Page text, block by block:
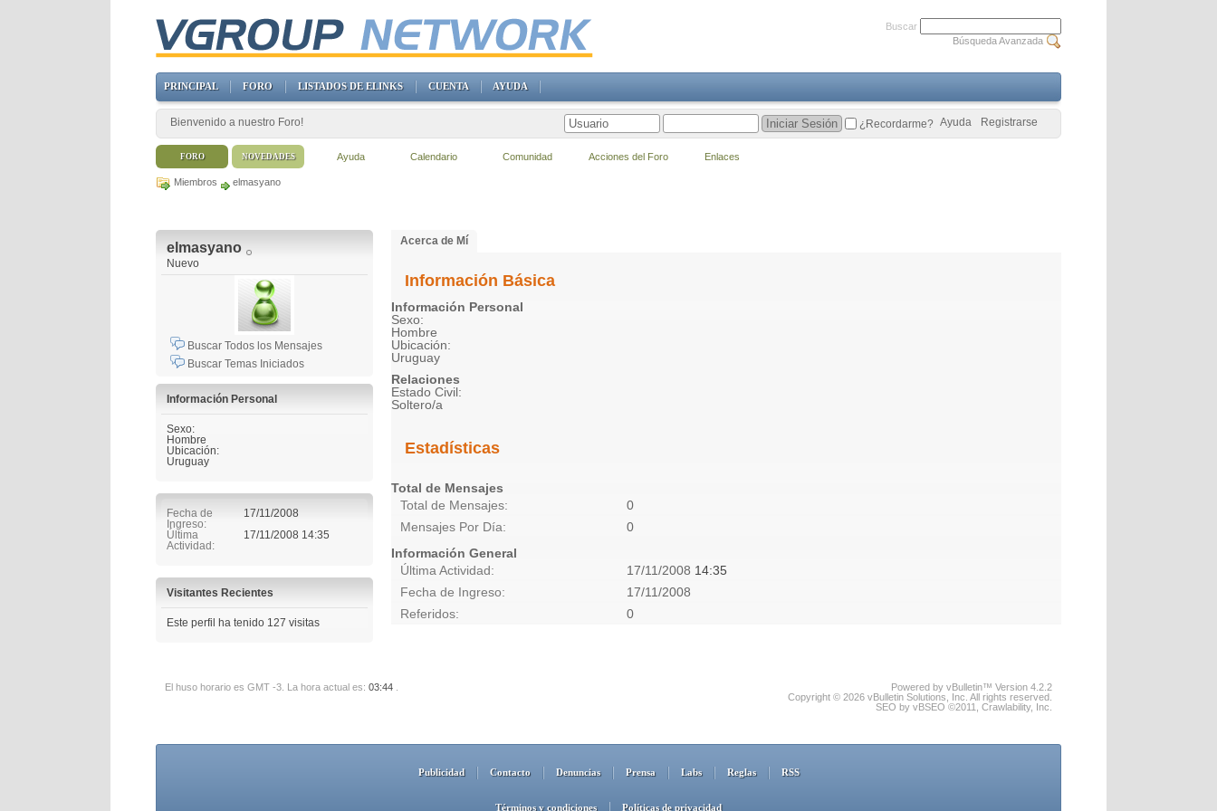
Miembros elmasyano
elmasyano
Nuevo
Buscar Todos los Mensajes
Buscar Temas Iniciados
Información Personal
Sexo:
Hombre
Ubicación:
Uruguay
Fecha de
Ingreso
17/11/2008
Última
Actividad
17/11/2008 14:35
Visitantes Recientes
Este perfil ha tenido 127 visitas
Acerca de Mí
Información Básica
Información Personal
Sexo:
Hombre
Ubicación:
Uruguay
Relaciones
Estado Civil:
Soltero/a
Estadísticas
Total de Mensajes
Total de Mensajes
0
Mensajes Por Día
0
Información General
Última Actividad
17/11/2008 14:35
Fecha de Ingreso
17/11/2008
Referidos
0
El huso horario es GMT -3. La hora actual es: 03:44
Powered by vBulletin™ Version 4.2.2
Copyright © 2026 vBulletin Solutions, Inc. All rights reserved.
SEO by vBSEO ©2011, Crawlability, Inc.
Publicidad Contacto Denuncias Prensa Labs Reglas RSS
Términos y condiciones Políticas de privacidad
Buscar
Búsqueda Avanzada
PRINCIPAL FORO LISTADOS DE ELINKS CUENTA AYUDA
Bienvenido a nuestro Foro! Registrarse
Ayuda
¿Recordarme?
FORO Ayuda Calendario Comunidad Acciones del Foro Enlaces
NOVEDADES